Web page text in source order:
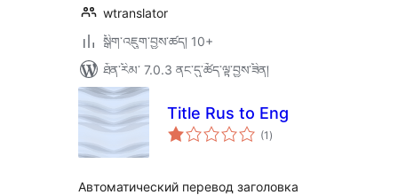
wtranslator
སྒྲིག་འཇུག་བྱས་ཚད། 10+
ཐོན་རིམ་ 7.0.3 ནང་དུ་ཚོད་ལྟ་བྱས་ཟིན།
Title Rus to Eng
(1 གདེང་
འཇོག་
)
Автоматический перевод заголовка